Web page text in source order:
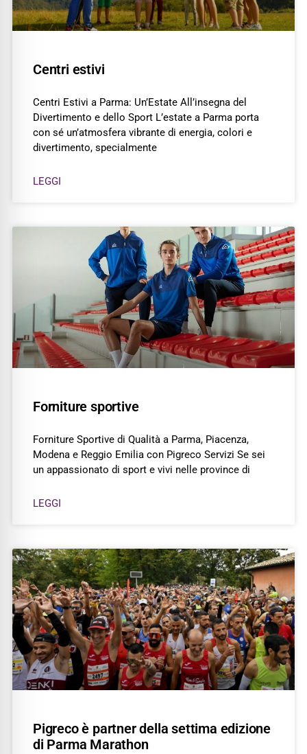
Centri estivi
Centri Estivi a Parma: Un’Estate All’insegna del
Divertimento e dello Sport L’estate a Parma porta
con sé un’atmosfera vibrante di energia, colori e
divertimento, specialmente
LEGGI
Forniture sportive
Forniture Sportive di Qualità a Parma, Piacenza,
Modena e Reggio Emilia con Pigreco Servizi Se sei
un appassionato di sport e vivi nelle province di
LEGGI
Pigreco è partner della settima edizione
di Parma Marathon